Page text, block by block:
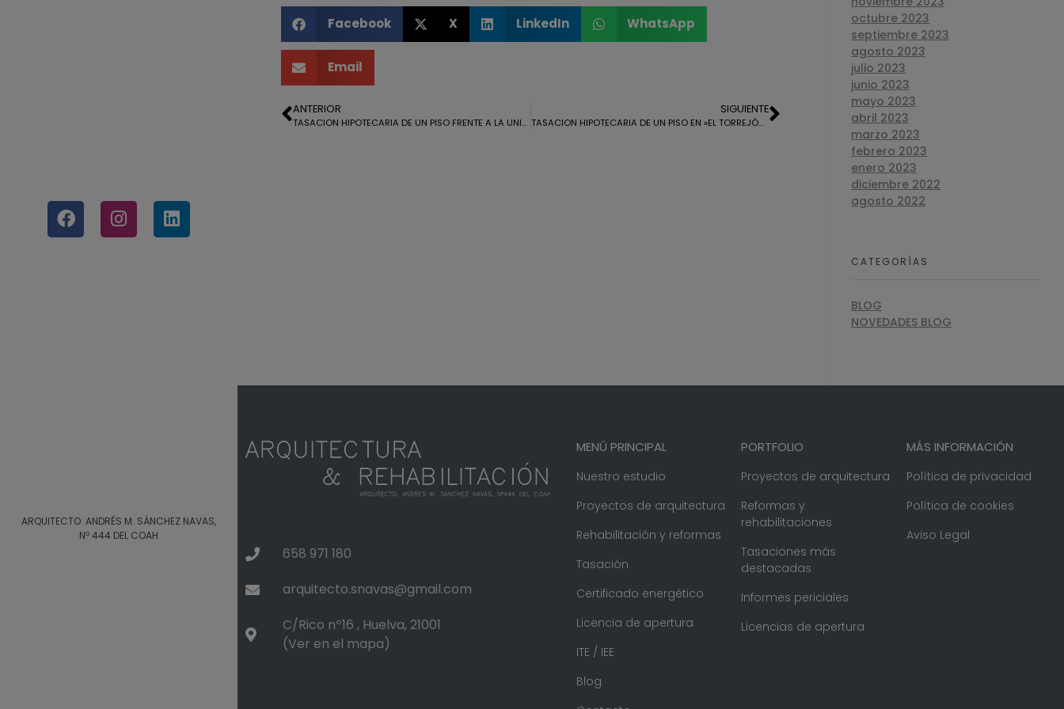
ARQUITECTO: ANDRÉS M. SÁNCHEZ NAVAS,
Nº 444 DEL COAH
Facebook X LinkedIn WhatsApp
Email
ANTERIOR
TASACION HIPOTECARIA DE UN PISO FRENTE A LA UNIVERSIDAD DE HUELVA
SIGUIENTE
TASACION HIPOTECARIA DE UN PISO EN «EL TORREJÓN», HUELVA
octubre 2023
septiembre 2023
agosto 2023
julio 2023
junio 2023
mayo 2023
abril 2023
marzo 2023
febrero 2023
enero 2023
diciembre 2022
agosto 2022
CATEGORÍAS
BLOG
NOVEDADES BLOG
658 971 180
arquitecto.snavas@gmail.com
C/Rico nº16 , Huelva, 21001
(Ver en el mapa)
MENÚ PRINCIPAL
Nuestro estudio
Proyectos de arquitectura
Rehabilitación y reformas
Tasación
Certificado energético
Licencia de apertura
ITE / IEE
Blog
PORTFOLIO
Proyectos de arquitectura
Reformas y
rehabilitaciones
Tasaciones más
destacadas
Informes periciales
Licencias de apertura
MÁS INFORMACIÓN
Política de privacidad
Política de cookies
Aviso Legal